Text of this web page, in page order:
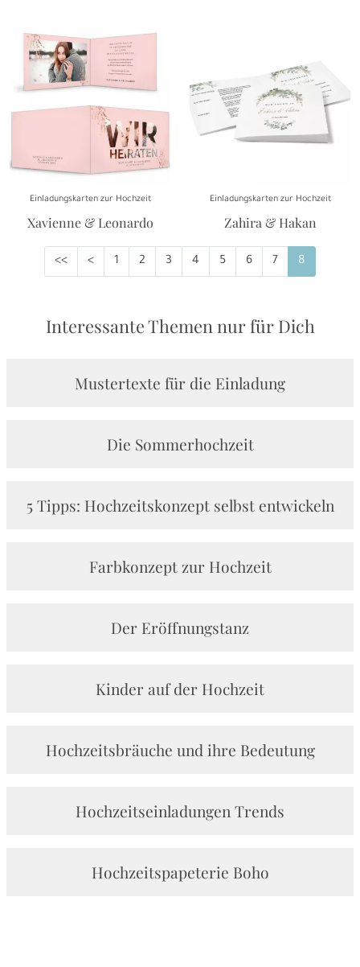
Einladungskarten zur Hochzeit
Xavienne & Leonardo
Einladungskarten zur Hochzeit
Zahira & Hakan
<< < 1 2 3 4 5 6 7 8
Interessante Themen nur für Dich
Mustertexte für die Einladung
Die Sommerhochzeit
5 Tipps: Hochzeitskonzept selbst entwickeln
Farbkonzept zur Hochzeit
Der Eröffnungstanz
Kinder auf der Hochzeit
Hochzeitsbräuche und ihre Bedeutung
Hochzeitseinladungen Trends
Hochzeitspapeterie Boho